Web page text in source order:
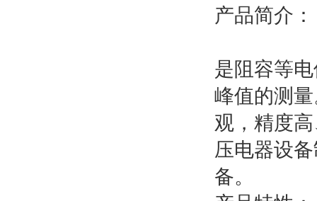
产品简介：
是阻容等
峰值的测
观，精度
压电器设
备。